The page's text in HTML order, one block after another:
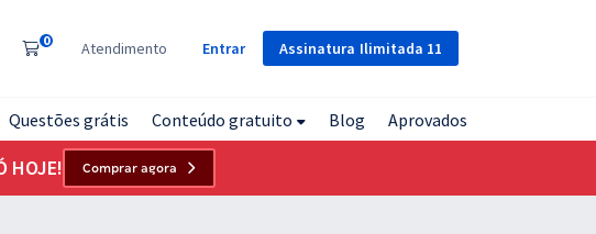
Assinatura Ilimitada 11
0 Atendimento Entrar
Questões grátis Conteúdo gratuito Blog Aprovados
HOJE! Comprar agora